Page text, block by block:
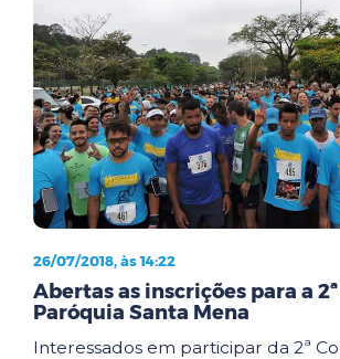
26/07/2018, às 14:22
Abertas as inscrições para a
Paróquia Santa Mena
Interessados em participar da 2ª